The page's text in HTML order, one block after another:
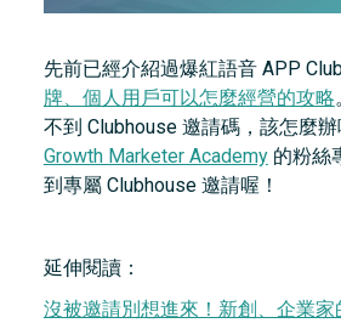
先前已經介紹過爆紅語音 APP
牌、個人用戶可以怎麼經營的攻略
不到 Clubhouse 邀請碼，該怎麼
Growth Marketer Academy的粉絲
到專屬 Clubhouse 邀請喔！
延伸閱讀：
沒被邀請別想進來！新創、企業家